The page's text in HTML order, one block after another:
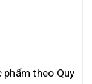
phẩm theo Quy